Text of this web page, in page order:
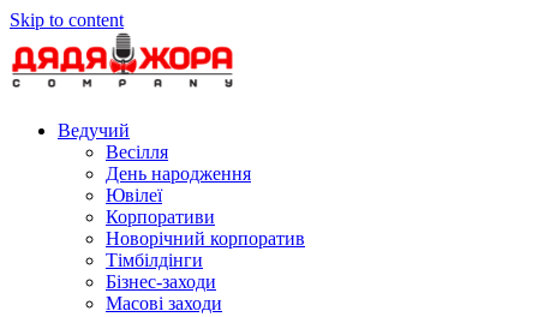
Skip to content
Ведучий
Весілля
День народження
Ювілеї
Корпоративи
Новорічний корпоратив
Тімбілдінги
Бізнес-заходи
Масові заходи